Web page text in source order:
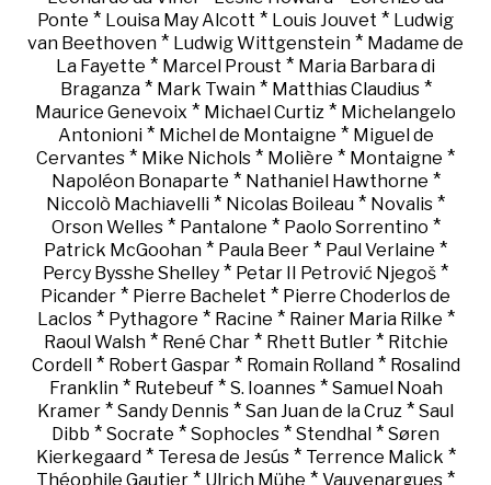
Ponte * Louisa May Alcott * Louis Jouvet * Ludwig
van Beethoven * Ludwig Wittgenstein * Madame de
La Fayette * Marcel Proust * Maria Barbara di
Braganza* Mark Twain* Matthias Claudius*
Maurice Genevoix * Michael Curtiz * Michelangelo
Antonioni* Michel de Montaigne * Miguel de
Cervantes * Mike Nichols * Molière * Montaigne *
Napoléon Bonaparte * Nathaniel Hawthorne *
Niccolò Machiavelli * Nicolas Boileau * Novalis *
Orson Welles* Pantalone * Paolo Sorrentino *
Patrick McGoohan * Paula Beer * Paul Verlaine *
Percy Bysshe Shelley * Petar II Petrović Njegoš *
Picander * Pierre Bachelet * Pierre Choderlos de
Laclos* Pythagore * Racine * Rainer Maria Rilke *
Raoul Walsh* René Char* Rhett Butler* Ritchie
Cordell * Robert Gaspar* Romain Rolland* Rosalind
Franklin* Rutebeuf* S. Ioannes* Samuel Noah
Kramer * Sandy Dennis * San Juan de la Cruz * Saul
Dibb * Socrate * Sophocles * Stendhal * Søren
Kierkegaard* Teresa de Jesús* Terrence Malick *
Théophile Gautier * Ulrich Mühe * Vauvenargues *